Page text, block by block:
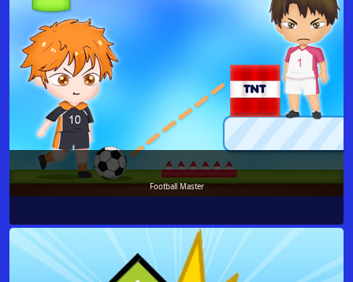
Football Master